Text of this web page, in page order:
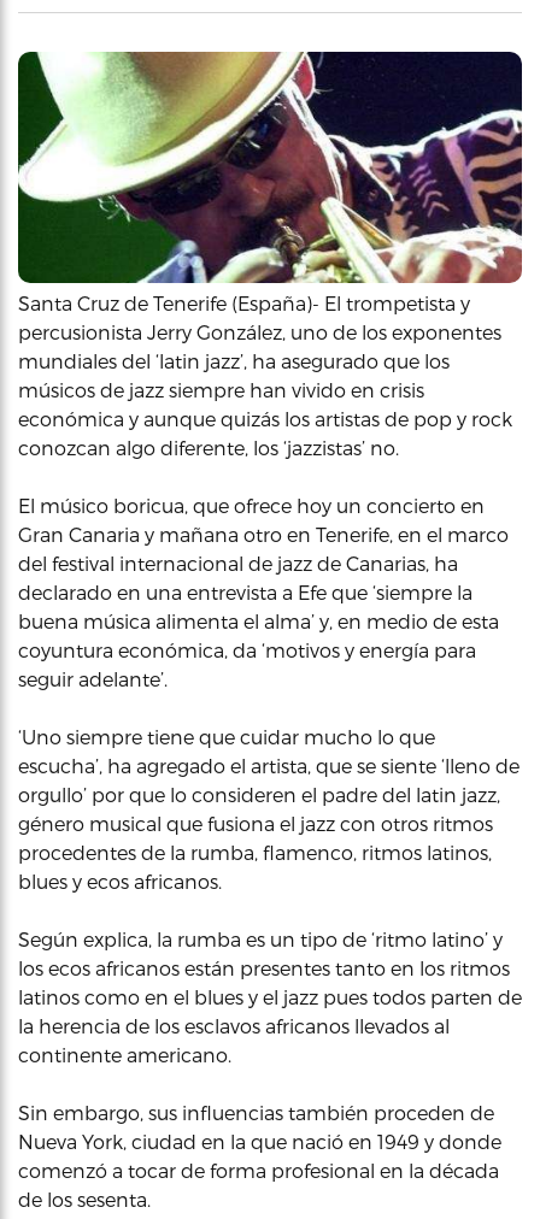
Santa Cruz de Tenerife (España)- El trompetista y
percusionista Jerry González, uno de los exponentes
mundiales del ‘latin jazz’, ha asegurado que los
músicos de jazz siempre han vivido en crisis
económica y aunque quizás los artistas de pop y rock
conozcan algo diferente, los ‘jazzistas’ no.
El músico boricua, que ofrece hoy un concierto en
Gran Canaria y mañana otro en Tenerife, en el marco
del festival internacional de jazz de Canarias, ha
declarado en una entrevista a Efe que ‘siempre la
buena música alimenta el alma’ y, en medio de esta
coyuntura económica, da ‘motivos y energía para
seguir adelante’.
‘Uno siempre tiene que cuidar mucho lo que
escucha’, ha agregado el artista, que se siente ‘lleno de
orgullo’ por que lo consideren el padre del latin jazz,
género musical que fusiona el jazz con otros ritmos
procedentes de la rumba, flamenco, ritmos latinos,
blues y ecos africanos.
Según explica, la rumba es un tipo de ‘ritmo latino’ y
los ecos africanos están presentes tanto en los ritmos
latinos como en el blues y el jazz pues todos parten de
la herencia de los esclavos africanos llevados al
continente americano.
Sin embargo, sus influencias también proceden de
Nueva York, ciudad en la que nació en 1949 y donde
comenzó a tocar de forma profesional en la década
de los sesenta.